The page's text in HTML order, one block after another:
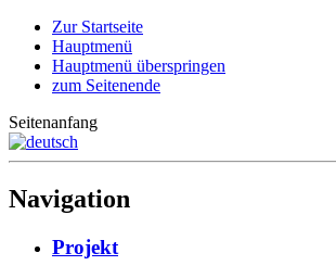
Zur Startseite
Hauptmenü
Hauptmenü überspringen
zum Seitenende
Seitenanfang
Navigation
Projekt